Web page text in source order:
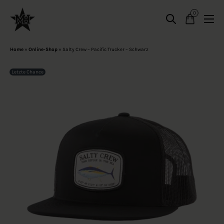
0
Home » Online-Shop » Salty Crew – Pacific Trucker – Schwarz
Letzte Chance